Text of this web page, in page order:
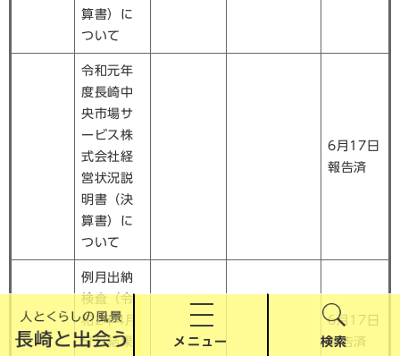
メニュー 検索
算書）に
ついて
令和元年
度長崎中
央市場サ
ービス株
式会社経
営状況説
明書（決
算書）に
ついて
6月17日
報告済
例月出納
検査（令
和2年4月
分）結果
6月17日
報告済